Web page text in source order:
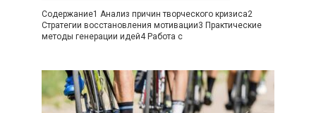
Содержание1 Анализ причин творческого кризиса2
Стратегии восстановления мотивации3 Практические
методы генерации идей4 Работа с